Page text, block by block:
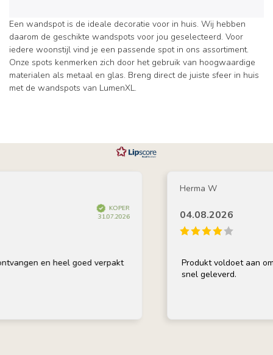
Een wandspot is de ideale decoratie voor in huis. Wij hebben
daarom de geschikte wandspots voor jou geselecteerd. Voor
iedere woonstijl vind je een passende spot in ons assortiment.
Onze spots kenmerken zich door het gebruik van hoogwaardige
materialen als metaal en glas. Breng direct de juiste sfeer in huis
met de wandspots van LumenXL.
KOPER
31.07.2026
en heel goed verpakt
Herma W
04.08.2026
Produkt voldoet aan
snel geleverd.